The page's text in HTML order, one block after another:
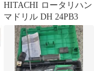
HITACHI ロータリハン
マドリル DH 24PB3